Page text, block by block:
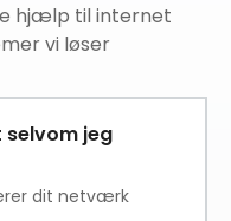
hjælp til internet
vi løser
jeg
dit netværk